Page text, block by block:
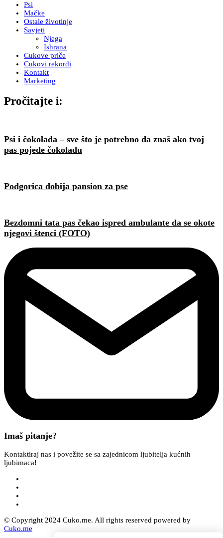
Psi
Mačke
Ostale životinje
Savjeti
Njega
Ishrana
Cukove priče
Cukovi rekordi
Kontakt
Marketing
Pročitajte i:
Psi i čokolada – sve što je potrebno da znaš ako tvoj
pas pojede čokoladu
Podgorica dobija pansion za pse
Bezdomni tata pas čekao ispred ambulante da se okote
njegovi štenci (FOTO)
Imaš pitanje?
Kontaktiraj nas i povežite se sa zajednicom ljubitelja kućnih
ljubimaca!
© Copyright 2024 Cuko.me. All rights reserved powered by
Cuko.me